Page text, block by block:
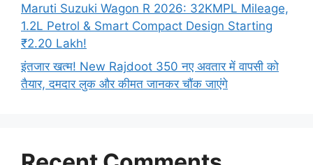
Maruti Suzuki Wagon R 2026: 32KMPL Mileage,
1.2L Petrol & Smart Compact Design Starting
₹2.20 Lakh!
इंतजार खत्म! New Rajdoot 350 नए अवतार में वापसी को
तैयार, दमदार लुक और कीमत जानकर चौंक जाएंगे